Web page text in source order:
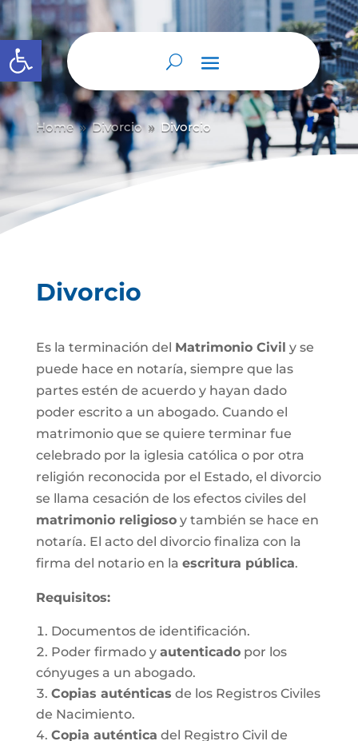
Abrir barra de herramientas
Home 9 Divorcio 9 Divorcio
Divorcio
Es la terminación del Matrimonio Civil y se
puede hace en notaría, siempre que las
partes estén de acuerdo y hayan dado
poder escrito a un abogado. Cuando el
matrimonio que se quiere terminar fue
celebrado por la iglesia católica o por otra
religión reconocida por el Estado, el divorcio
se llama cesación de los efectos civiles del
matrimonio religiosoy también se hace en
notaría. El acto del divorcio finaliza con la
firma del notario en la escritura pública.
Requisitos:
Documentos de identificación.
Poder firmado y autenticadopor los
cónyuges a un abogado.
Copias auténticas de los Registros Civiles
de Nacimiento.
Copia auténtica del Registro Civil de